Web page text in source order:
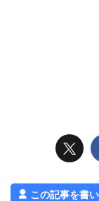
この記事を書